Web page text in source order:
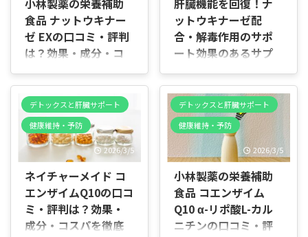
きる設計になっています。 肝
機 ...
っています。 肝機能や血流 ...
いいのか分からない」と感じ
る人は少なくありません。 特
に肝機能や血流の健康を意識
する場合、毎日の生活習慣と
あわせて無理なく続けられる
かどうかが重要です。 小林製
薬 ナットウキナーゼ さらさ
ら粒 PREMIUMは、納豆菌由
来ナットウキナーゼを中心
に、EPA・DHAを配合した高
配合タイプのサプリメントで
す。 1日6粒で摂取でき、納豆
も、サプリで効率よく補える
設計になっています。 ...
す。 ディアナチュラスタイル
ナットウキナーゼは、ナット
ウキナーゼ含有納豆菌培養エ
キス末を中心に、EPA・
DHA・α-リノレン酸も配合し
た複合タイプのサプリメント
です。 1日1粒で摂取でき、納
豆を毎日食べるのが難しい人
でもサプリで補える設計にな
って ...
小林製薬の栄養補助
食品 ナットウキナー
ゼ EXの口コミ・評判
は？効果・成分・コ
スパを徹底レビュー
｜肝臓サポートサプ
リ
はじめに 血流や巡りをサポー
トするナットウキナーゼ系サ
プリは種類が多く、ランキン
グを見ても「どれを選べばい
いのか分からない」と感じる
人は少なくありません。 特に
肝機能や血流の健康を意識す
る場合、毎日の生活習慣とあ
わせて無理なく続けられるか
肝臓機能を回復！ナ
ットウキナーゼ配
合・解毒作用のサポ
ート効果のあるサプ
リメントTOP5【初心
者必見】
はじめに 食事や休養に気をつ
けているつもりでも、「健康
診断の数値が気になる」「年
齢とともに巡りが悪くなって
いる気がする」と感じる人は
少なくありません。 実際、ナ
ットウキナーゼは納豆由来の
酵素成分として知られ、血流
や巡りのサポートに関与する
成分として研究が進められて
デトックスと肝臓サポート
健康維持・予防
2026/3/5
ネイチャーメイド コ
エンザイムQ10の口コ
ミ・評判は？効果・
成分・コスパを徹底
デトックスと肝臓サポート
健康維持・予防
2026/3/5
小林製薬の栄養補助
食品 コエンザイム
Q10 α-リポ酸L-カル
ニチンの口コミ・評